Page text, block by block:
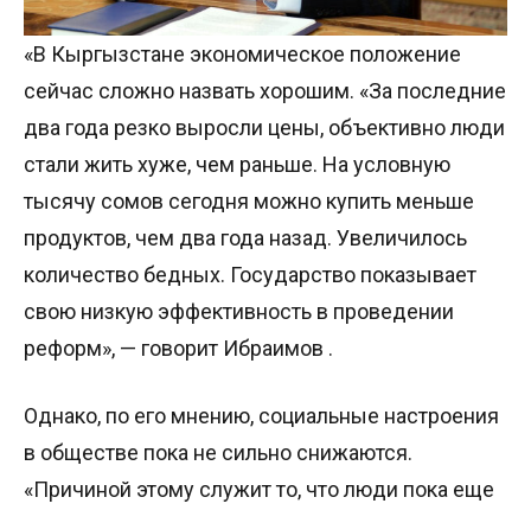
«В Кыргызстане экономическое положение
сейчас сложно назвать хорошим. «За последние
два года резко выросли цены, объективно люди
стали жить хуже, чем раньше. На условную
тысячу сомов сегодня можно купить меньше
продуктов, чем два года назад. Увеличилось
количество бедных. Государство показывает
свою низкую эффективность в проведении
реформ», — говорит Ибраимов .
Однако, по его мнению, социальные настроения
в обществе пока не сильно снижаются.
«Причиной этому служит то, что люди пока еще